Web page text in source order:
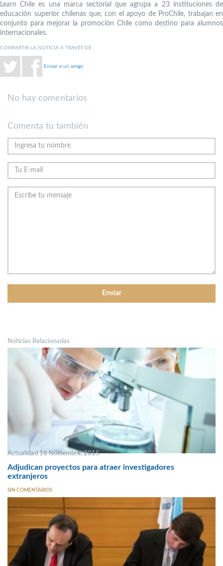
Learn Chile es una marca sectorial que agrupa a 23 instituciones de
educación superior chilenas que, con el apoyo de ProChile, trabajan en
conjunto para mejorar la promoción Chile como destino para alumnos
internacionales.
COMPARTIR LA NOTICIA A TRAVÉS DE:
Enviar a un amigo
No hay comentarios
Comenta tu también
Noticias Relacionadas
Actualidad 16 Noviembre, 2015
Adjudican proyectos para atraer investigadores
extranjeros
SIN COMENTARIOS